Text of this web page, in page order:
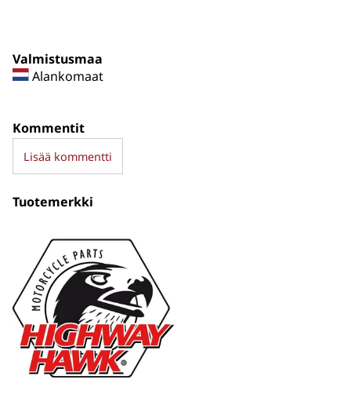
Valmistusmaa
Alankomaat
Kommentit
Lisää kommentti
Tuotemerkki